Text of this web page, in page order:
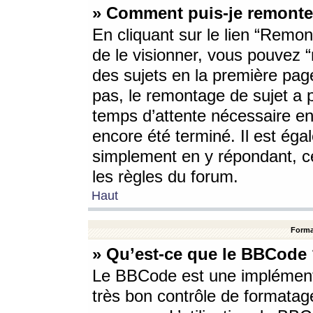
» Comment puis-je
En cliquant sur le lien
de le visionner, vous pouvez
des sujets en la première
pas, le remontage de sujet a
temps d’attente nécessaire
encore été terminé. Il est
simplement en y répondant,
les règles du forum.
Haut
» Qu’est-ce que le BBCode
Le BBCode est une
très bon contrôle de